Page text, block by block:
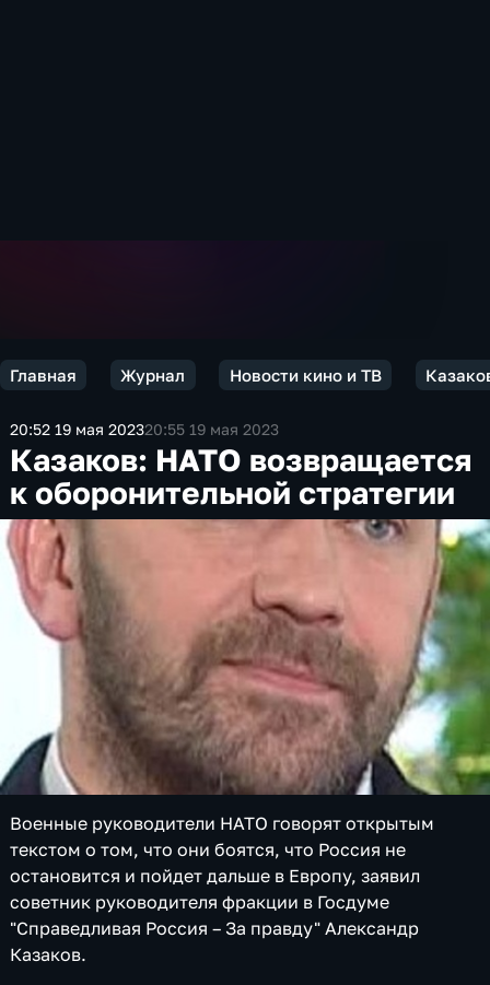
Главная Журнал Новости кино и ТВ
20:52 19 мая 202320:55 19 мая 2023
Казаков: НАТО возвращается
к оборонительной стратегии
Военные руководители НАТО говорят открытым
текстом о том, что они боятся, что Россия не
остановится и пойдет дальше в Европу, заявил
советник руководителя фракции в Госдуме
"Справедливая Россия – За правду"​ Александр
Казаков.